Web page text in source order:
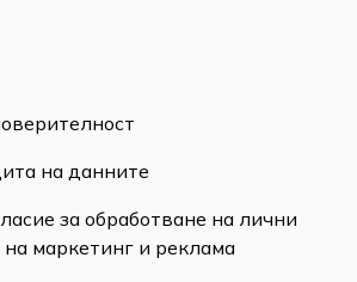
на данните
за обработване на лични
маркетинг и реклама